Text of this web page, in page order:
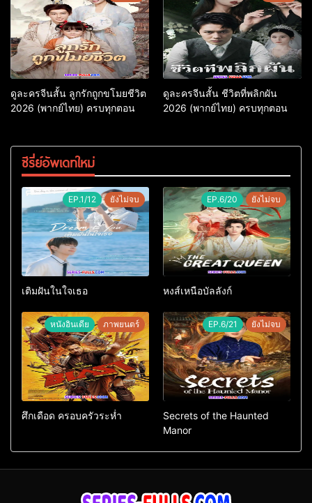
ดูละครจีนสั้น ลูกรักถูกขโมยชีวิต
2026 (พากย์ไทย) ครบทุกตอน
ดูละครจีนสั้น ชีวิตที่พลิกผัน
2026 (พากย์ไทย) ครบทุกตอน
ซีรี่ย์อัพเดทใหม่
EP.1/12 ยังไม่จบ
เติมฝันในใจเธอ
EP.6/20 ยังไม่จบ
หงส์เหนือบัลลังก์
หนังอินเดีย ภาพยนตร์
ศึกเดือด ครอบครัวระห่ำ
EP.6/21 ยังไม่จบ
Secrets of the Haunted
Manor